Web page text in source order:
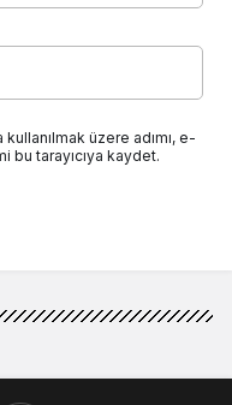
üzere adımı, e-
tarayıcıya kaydet.